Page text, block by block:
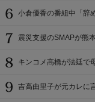
小倉優香の番組中「辞
震災支援のSMAPが熊
キンコメ高橋が法廷で
吉高由里子が元カレに